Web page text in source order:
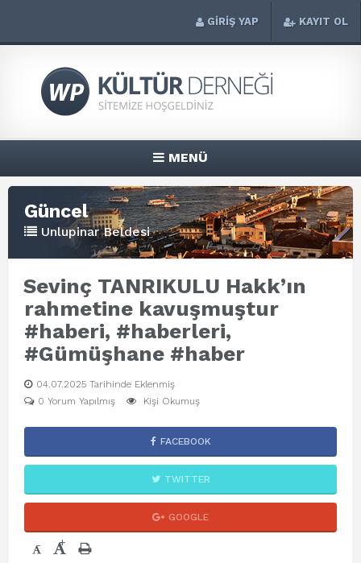
GİRİŞ YAP KAYIT OL
MENÜ
Güncel
Unlupinar Beldesi
Sevinç TANRIKULU Hakk’ın
rahmetine kavuşmuştur
#haberi, #haberleri,
#Gümüşhane #haber
04.07.2025 Tarihinde Eklenmiş
0 Yorum Yapılmış
Kişi Okumuş
FACEBOOK
TWITTER
GOOGLE
- +